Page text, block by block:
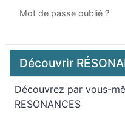
Mot de passe oublié ?
Découvrir
Découvrez par vous-
RESONANCES